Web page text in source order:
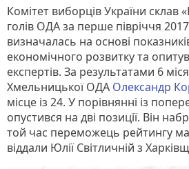
Комітет виборців України склав
голів ОДА за перше півріччя
визначалась на основі
економічного розвитку та
експертів. За результатами 6
Хмельницької ОДА Олександр
місце із 24. У порівнянні із
опустився на дві позиції. Він
той час переможець рейтингу
віддали Юлії Світличній з